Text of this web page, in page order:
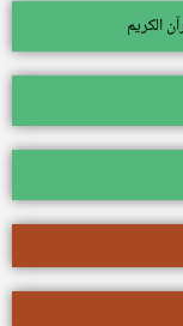
الكريم